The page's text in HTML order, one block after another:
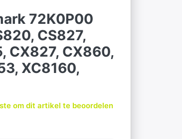
72K0P00
CS827,
CX827, CX860,
XC8160,
om dit artikel te beoordelen